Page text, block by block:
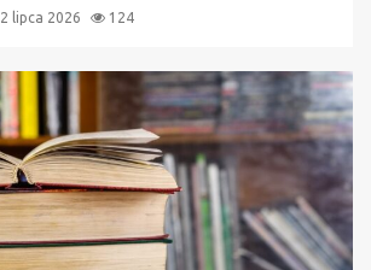
2 lipca 2026 124